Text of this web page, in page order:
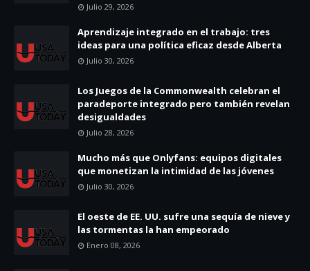
Julio 29, 2026
Aprendizaje integrado en el trabajo: tres
ideas para una política eficaz desde Alberta
Julio 30, 2026
Los Juegos de la Commonwealth celebran el
paradeporte integrado pero también revelan
desigualdades
Julio 28, 2026
Mucho más que Onlyfans: equipos digitales
que monetizan la intimidad de las jóvenes
Julio 30, 2026
El oeste de EE. UU. sufre una sequía de nieve y
las tormentas la han empeorado
Enero 08, 2026